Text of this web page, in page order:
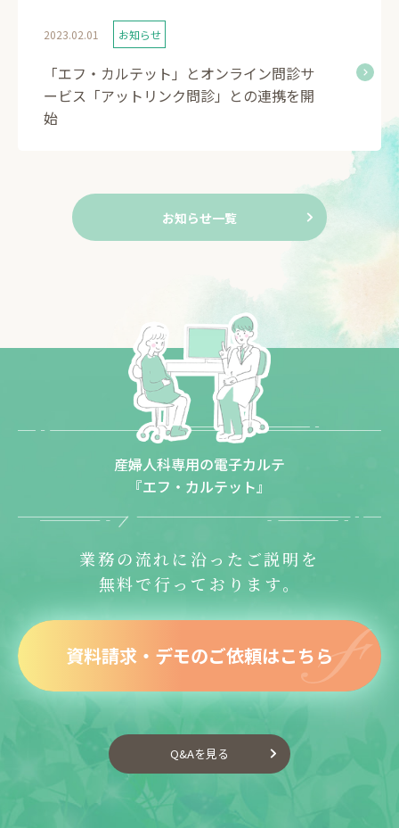
2023.02.01 お知らせ
「エフ・カルテット」とオンライン問診サ
ービス「アットリンク問診」との連携を開
始
お知らせ一覧
産婦人科専用の電子カルテ
『エフ・カルテット』
業務の流れに沿ったご説明を
無料で行っております。
資料請求・デモのご依頼はこちら
Q&Aを見る